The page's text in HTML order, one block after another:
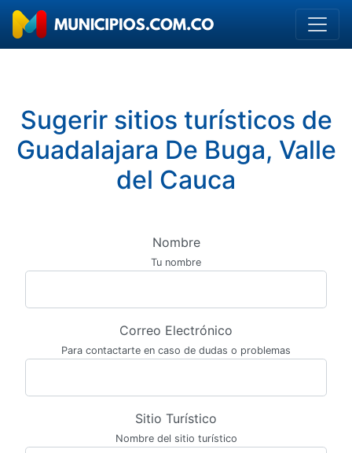
Sugerir sitios turísticos de
Guadalajara De Buga, Valle
del Cauca
Nombre
Tu nombre
Correo Electrónico
Para contactarte en caso de dudas o problemas
Sitio Turístico
Nombre del sitio turístico